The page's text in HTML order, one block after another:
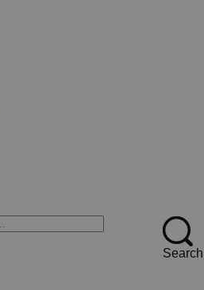
Search